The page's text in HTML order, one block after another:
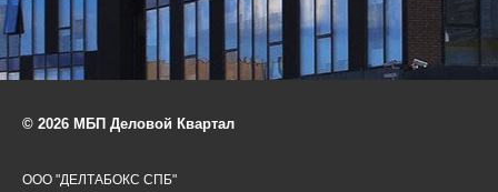
© 2026 МБП Деловой Квартал
ООО "ДЕЛТАБОКС СПБ"